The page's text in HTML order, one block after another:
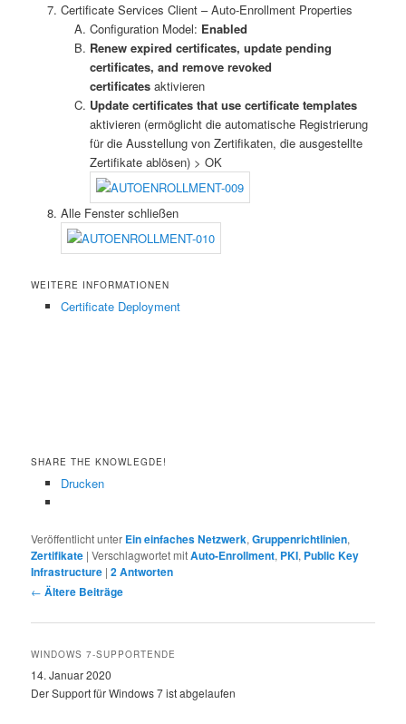
Certificate Services Client – Auto-Enrollment Properties
Configuration Model: Enabled
Renew expired certificates, update pending
certificates, and remove revoked
certificatesaktivieren
Update certificates that use certificate templates
aktivieren (ermöglicht die automatische Registrierung
für die Ausstellung von Zertifikaten, die ausgestellte
Zertifikate ablösen) > OK
Alle Fenster schließen
WEITERE INFORMATIONEN
Certificate Deployment
SHARE THE KNOWLEGDE!
Drucken
Veröffentlicht unter Ein einfaches Netzwerk,Gruppenrichtlinien,
Zertifikate |Verschlagwortet mitAuto-Enrollment, PKI, Public Key
Infrastructure |2Antworten
Beitragsnavigation
← Ältere Beiträge
WINDOWS 7-SUPPORTENDE
14. Januar 2020
Der Support für Windows 7 ist abgelaufen